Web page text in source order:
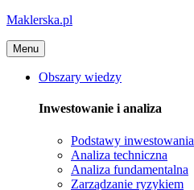
Maklerska.pl
Menu
Obszary wiedzy
Inwestowanie i analiza
Podstawy inwestowania
Analiza techniczna
Analiza fundamentalna
Zarządzanie ryzykiem